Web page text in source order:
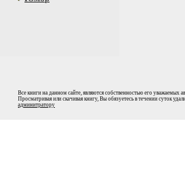
Все книги на данном сайте, являются собственностью его уважаемых
Просматривая или скачивая книгу, Вы обязуетесь в течении суток
админитратору